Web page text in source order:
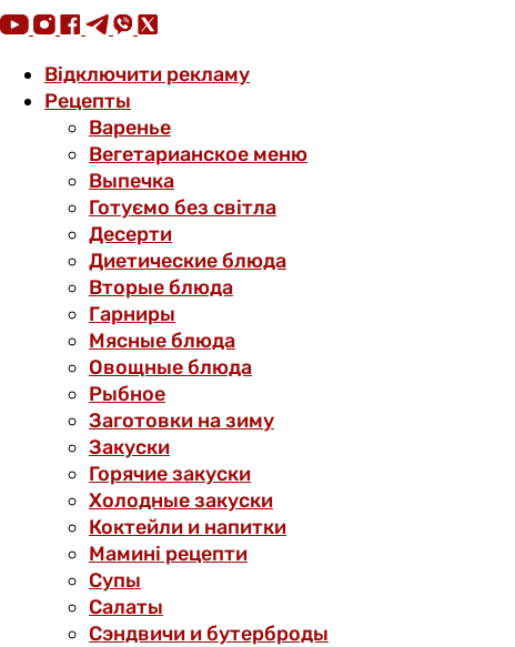
Відключити рекламу
Рецепты
Варенье
Вегетарианское меню
Выпечка
Готуємо без світла
Десерти
Диетические блюда
Вторые блюда
Гарниры
Мясные блюда
Овощные блюда
Рыбное
Заготовки на зиму
Закуски
Горячие закуски
Холодные закуски
Коктейли и напитки
Мамині рецепти
Супы
Салаты
Сэндвичи и бутерброды